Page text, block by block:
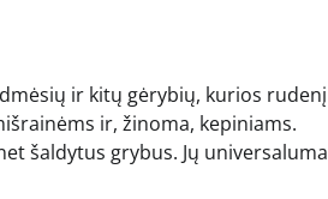
ir kitų gėrybių, kurios rudenį
ir, žinoma, kepiniams.
šaldytus grybus. Jų